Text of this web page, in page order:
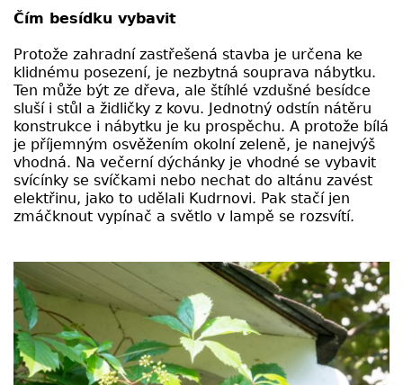
Čím besídku vybavit
Protože zahradní zastřešená stavba je určena ke
klidnému posezení, je nezbytná souprava nábytku.
Ten může být ze dřeva, ale štíhlé vzdušné besídce
sluší i stůl a židličky z kovu. Jednotný odstín nátěru
konstrukce i nábytku je ku prospěchu. A protože bílá
je příjemným osvěžením okolní zeleně, je nanejvýš
vhodná. Na večerní dýchánky je vhodné se vybavit
svícínky se svíčkami nebo nechat do altánu zavést
elektřinu, jako to udělali Kudrnovi. Pak stačí jen
zmáčknout vypínač a světlo v lampě se rozsvítí.